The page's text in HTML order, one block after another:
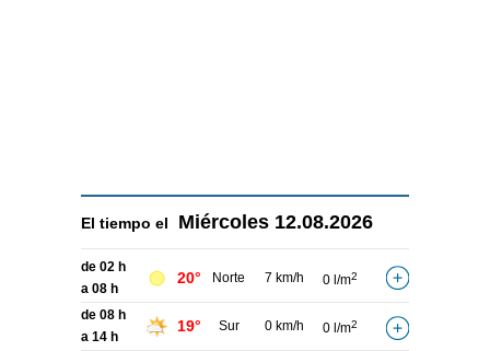
El tiempo el Miércoles 12.08.2026
de 02 h
a 08 h
20° Norte 7 km/h 0 l/m2
de 08 h
a 14 h
19° Sur 0 km/h 0 l/m2